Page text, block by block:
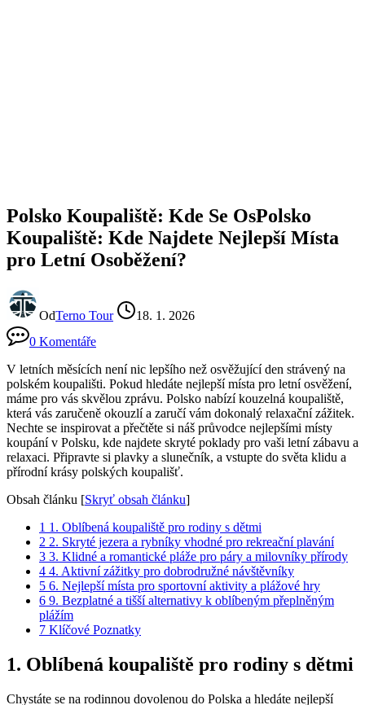
Polsko Koupaliště: Kde Se OsPolsko
Koupaliště: Kde Najdete Nejlepší Místa
pro Letní Osoběžení?
OdTerno Tour
18. 1. 2026
0 Komentáře
V letních měsících není nic lepšího než osvěžující den strávený na
polském koupališti. Pokud hledáte nejlepší místa pro letní osvěžení,
máme pro vás skvělou zprávu. Polsko nabízí kouzelná koupaliště,
která vás zaručeně okouzlí a zaručí vám dokonalý relaxační zážitek.
Nechte se inspirovat a přečtěte si náš průvodce nejlepšími místy
koupání v Polsku, kde najdete skryté poklady pro vaši letní zábavu a
relaxaci. Připravte si plavky a slunečník, a vstupte do světa klidu a
přírodní krásy polských koupališť.
Obsah článku [Skryť obsah článku]
1 1. Oblíbená koupaliště pro rodiny s dětmi
2 2. Skryté jezera a rybníky vhodné pro rekreační plavání
3 3. Klidné a romantické pláže pro páry a milovníky přírody
4 4. Aktivní zážitky pro dobrodružné návštěvníky
5 6. Nejlepší místa pro sportovní aktivity a plážové hry
6 9. Bezplatné a tišší alternativy k oblíbeným přeplněným
plážím
7 Klíčové Poznatky
1. Oblíbená koupaliště pro rodiny s dětmi
Chystáte se na rodinnou dovolenou do Polska a hledáte nejlepší